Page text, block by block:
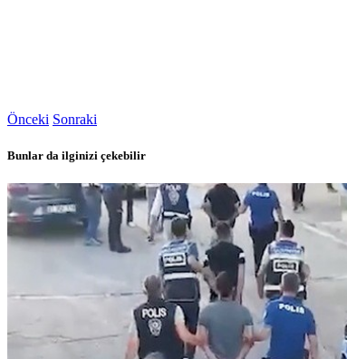
Önceki Sonraki
Bunlar da ilginizi çekebilir